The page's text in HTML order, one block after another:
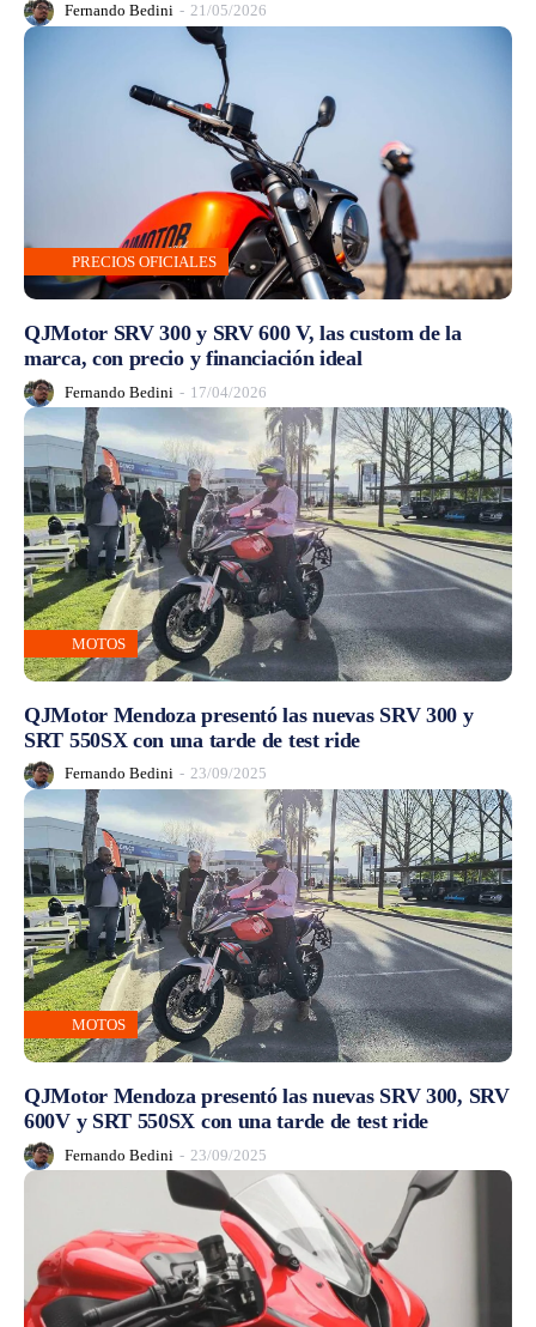
Fernando Bedini - 21/05/2026
PRECIOS OFICIALES
QJMotor SRV 300 y SRV 600 V, las custom de la
marca, con precio y financiación ideal
Fernando Bedini - 17/04/2026
MOTOS
QJMotor Mendoza presentó las nuevas SRV 300 y
SRT 550SX con una tarde de test ride
Fernando Bedini - 23/09/2025
MOTOS
QJMotor Mendoza presentó las nuevas SRV 300, SRV
600V y SRT 550SX con una tarde de test ride
Fernando Bedini - 23/09/2025